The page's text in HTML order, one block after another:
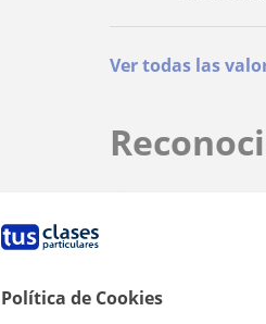
Política de Cookies
Ver todas las